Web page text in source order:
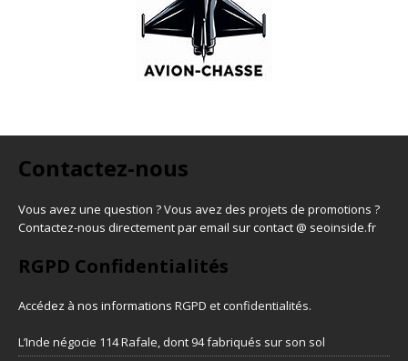
Contactez-nous
Vous avez une question ? Vous avez des projets de promotions ?
Contactez-nous directement par email sur contact @ seoinside.fr
RGPD Confidentialités
Accédez à nos informations RGPD et confidentialités.
L’Inde négocie 114 Rafale, dont 94 fabriqués sur son sol